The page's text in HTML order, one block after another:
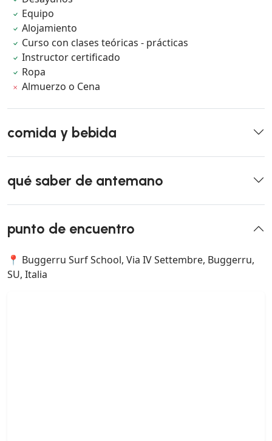
Equipo
Alojamiento
Curso con clases teóricas - prácticas
Instructor certificado
Ropa
Almuerzo o Cena
comida y bebida
qué saber de antemano
punto de encuentro
📍 Buggerru Surf School, Via IV Settembre, Buggerru,
SU, Italia